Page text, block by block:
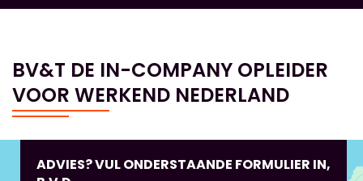
BV&T DE IN-COMPANY OPLEIDER
VOOR WERKEND NEDERLAND
ADVIES? VUL ONDERSTAANDE FORMULIER IN,